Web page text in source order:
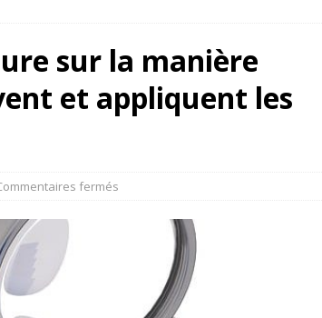
sur la manière
et appliquent les
fermés